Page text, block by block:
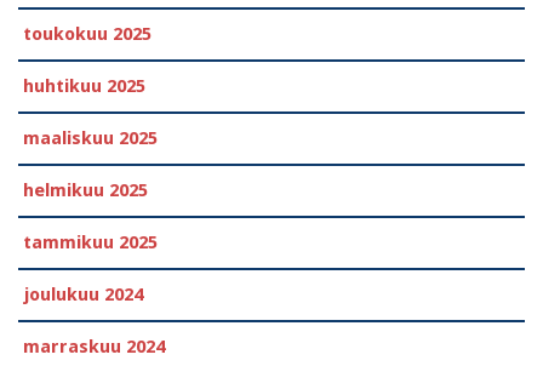
toukokuu 2025
huhtikuu 2025
maaliskuu 2025
helmikuu 2025
tammikuu 2025
joulukuu 2024
marraskuu 2024